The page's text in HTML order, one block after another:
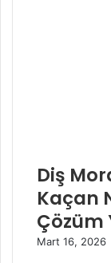
Diş
Kaçan
Çözüm
Mart 16, 2026